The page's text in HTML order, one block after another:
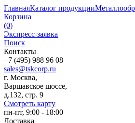
ГлавнаяКаталог продукции
Корзина
(0)
Экспресс-заявка
Поиск
Контакты
+7 (495) 988 96 08
sales@tskcorp.ru
г. Москва,
Варшавское шоссе,
д.132, стр. 9
Смотреть карту
пн-пт, 9:00 - 18:00
Доставка